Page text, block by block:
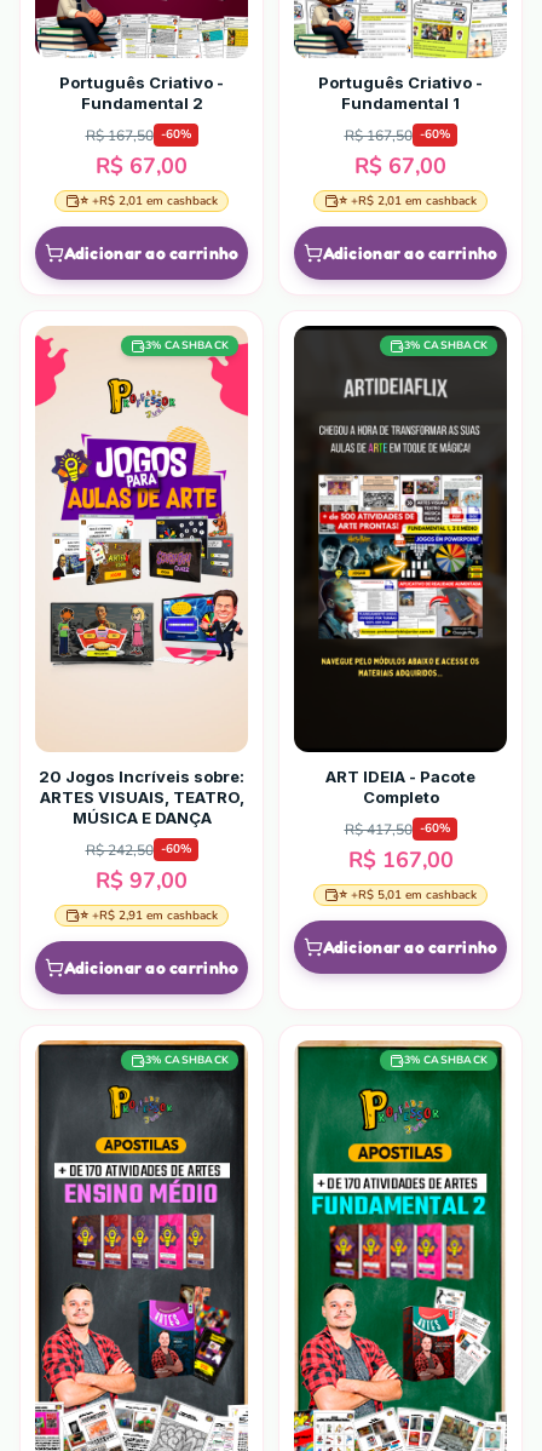
Português Criativo -
Fundamental 2
R$ 167,50 -60%
R$ 67,00
⭐ +R$ 2,01 em cashback
Adicionar ao carrinho
Português Criativo -
Fundamental 1
R$ 167,50 -60%
R$ 67,00
⭐ +R$ 2,01 em cashback
Adicionar ao carrinho
3% CASHBACK
20 Jogos Incríveis sobre:
ARTES VISUAIS, TEATRO,
MÚSICA E DANÇA
R$ 242,50 -60%
R$ 97,00
⭐ +R$ 2,91 em cashback
Adicionar ao carrinho
3% CASHBACK
ART IDEIA - Pacote
Completo
R$ 417,50 -60%
R$ 167,00
⭐ +R$ 5,01 em cashback
Adicionar ao carrinho
3% CASHBACK 3% CASHBACK